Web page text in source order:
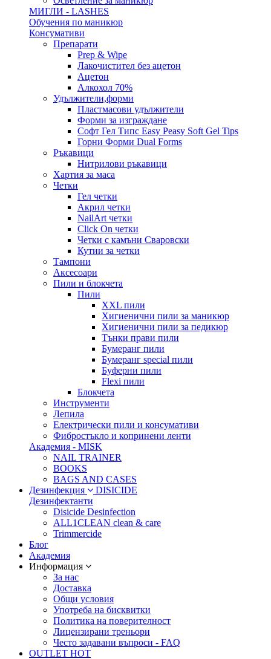
МИГЛИ - LASHES
Обучения по маникюр
Консумативи
Препарати
Prep & Wipe
Лакочистител без ацетон
Ацетон
Алкохол 70%
Удължители,форми
Пластмасови удължители
Форми за изграждане
Софт Гел Типс Easy Peasy Soft Gel Tips
Горни Форми Dual Forms
Ръкавици
Нитрилови ръкавици
Хартия за маса
Четки
Гел четки
Акрил четки
NailArt четки
Click On четки
Четки с камъни Сваровски
Кутии за четки
Тампони
Аксесоари
Пили и блокчета
Пили
XXL пили
Хигиенични пили за маникюр
Хигиенични пили за педикюр
Тънки прави пили
Бумеранг пили
Бумеранг special пили
Буферни пили
Flexi пили
Блокчета
Инструменти
Лепила
Електрически пили и консумативи
Фибростъкло и копринени ленти
Академия - MISK
NAIL TRAINER
BOOKS
BAGS AND CASES
Дезинфекция
DISICIDE
Дезинфектанти
Disicide Desinfection
ALL1CLEAN clean & care
Trimmercide
Блог
Академия
Информация
За нас
Доставка
Общи условия
Употреба на бисквитки
Политика на поверителност
Лицензирани треньори
Често задавани въпроси - FAQ
OUTLET HOT